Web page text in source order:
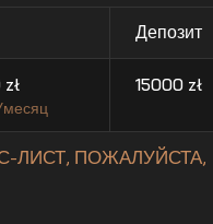
zł
месяц
Депозит
15000 zł
ЛИСТ, ПОЖАЛУЙСТА,